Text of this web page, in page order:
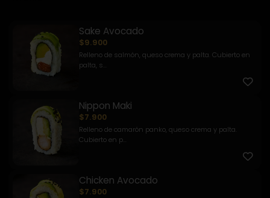
Sake Avocado
$9.900
Relleno de salmón, queso crema y palta. Cubierto en
palta, s...
Nippon Maki
$7.900
Relleno de camarón panko, queso crema y palta.
Cubierto en p...
Chicken Avocado
$7.900